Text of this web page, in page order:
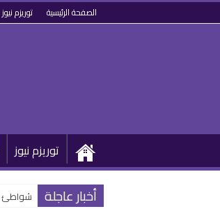
الصفحة الرئيسية توريزم نيوز
توريزم نيوز
أخبار عاجلة شواطئ